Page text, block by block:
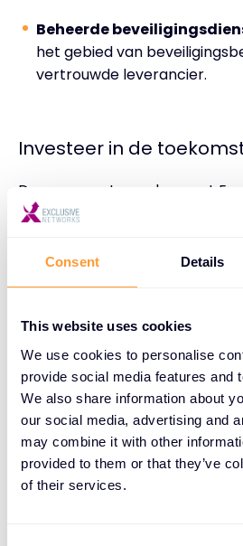
Consent Details
This website uses cookies
We use cookies to personalise
provide social media features and
We also share information about
our social media, advertising and
may combine it with other
provided to them or that they’ve
of their services.
Beheerde
het gebied van
vertrouwde leverancier.
Investeer in de
Door samen te werken met
Palo Alto Networks en hun
toegang tot:
het steeds veranderende
voor met geavanceerde
Inzichten in de branche:
mogelijke expertise en blijf
nieuwste beveiligingstrends.
Een carrièrevoordeel: